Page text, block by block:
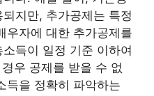
지만, 추가공제는 특정
우자에 대한 추가공제를
득이 일정 기준 이하여
우 공제를 받을 수 없
득을 정확히 파악하는